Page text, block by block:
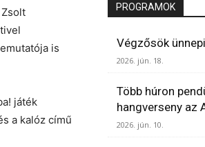
is
játék
a kalóz című
PROGRAMOK
Végzősök
2026. jún. 18.
Több húron
hangverseny az
2026. jún. 10.